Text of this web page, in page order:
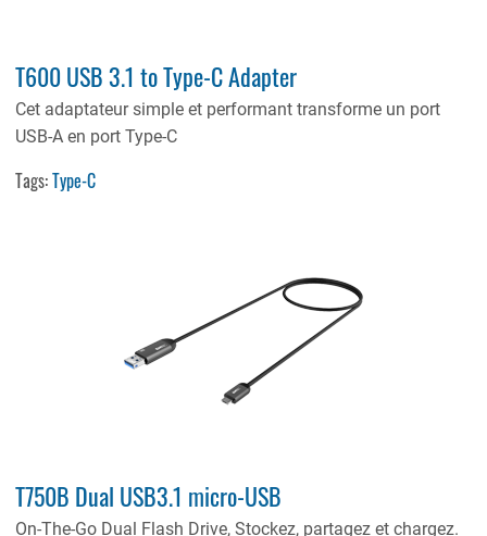
T600 USB 3.1 to Type-C Adapter
Cet adaptateur simple et performant transforme un port
USB-A en port Type-C
Tags:Type-C
T750B Dual USB3.1 micro-USB
On-The-Go Dual Flash Drive, Stockez, partagez et chargez.